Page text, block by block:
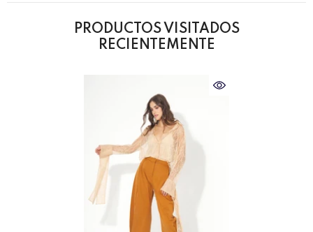
PRODUCTOS VISITADOS
RECIENTEMENTE